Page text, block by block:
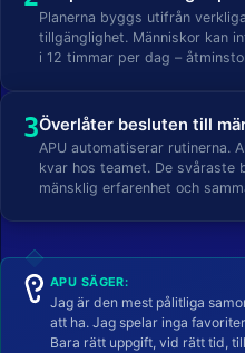
Planerna byggs utifrån
tillgänglighet. Människor kan
i 12 timmar per dag –
3Överlåter besluten till
APU automatiserar rutinerna.
kvar hos teamet. De svåraste
mänsklig erfarenhet och
APU SÄGER:
Jag är den mest pålitliga
att ha. Jag spelar inga
Bara rätt uppgift, vid rätt tid,